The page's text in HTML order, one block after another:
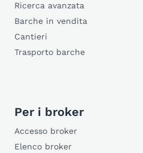
Ricerca avanzata
Barche in vendita
Cantieri
Trasporto barche
Per i broker
Accesso broker
Elenco broker